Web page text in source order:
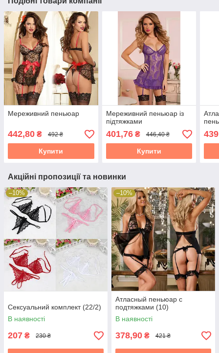
Мереживний пеньюар
442,80 ₴ 492 ₴
Купити
Мереживний пеньюар із
підтяжками
401,76₴ 446,40 ₴
Купити
Акційні пропозиції та новинки
–10%
Сексуальний комплект (22/2)
В наявності
207 ₴ 230 ₴
–10%
Атласный пеньюар с
подтяжками (10)
В наявності
378,90 ₴ 421 ₴